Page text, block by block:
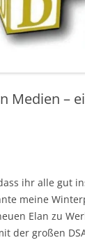
Medien –
ihr alle gut
meine
Elan zu
der großen